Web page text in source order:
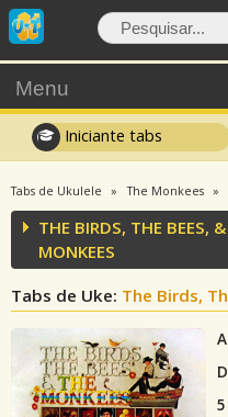
Menu
Iniciante tabs
Tabs de Ukulele The Monkees
THE BIRDS, THE BEES,
MONKEES
Tabs de Uke: The Birds,
5